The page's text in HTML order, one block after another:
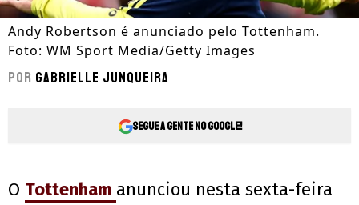
Andy Robertson é anunciado pelo Tottenham.
Foto: WM Sport Media/Getty Images
Por Gabrielle Junqueira
Segue a gente no Google!
O Tottenham anunciou nesta sexta-feira